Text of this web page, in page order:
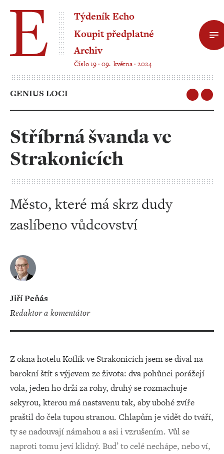
Týdeník Echo
Koupit předplatné
Archiv
Číslo 19 ‧ 09. května ‧ 2024
GENIUS LOCI
Stříbrná švanda ve
Strakonicích
Město, které má skrz dudy
zaslíbeno vůdcovství
Jiří Peňás
redaktor a komentátor
Z okna hotelu Koflík ve Strakonicích jsem se díval na
barokní štít s výjevem ze života: dva pohůnci porážejí
vola, jeden ho drží za rohy, druhý se rozmachuje
sekyrou, kterou má nastavenu tak, aby ubohé zvíře
praštil do čela tupou stranou. Chlapům je vidět do tváří,
ty se nadouvají námahou a asi i vzrušením. Vůl se
naproti tomu jeví klidný. Buď to celé nechápe, nebo ví,